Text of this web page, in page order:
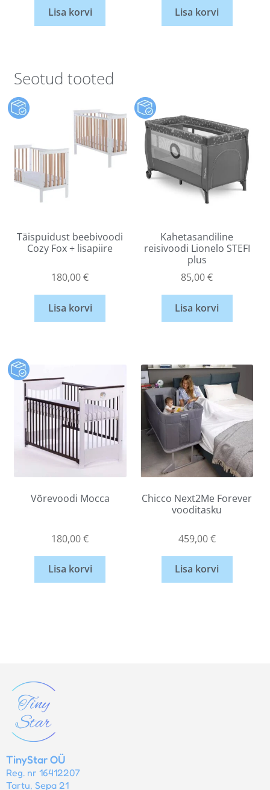
Lisa korvi Lisa korvi
Seotud tooted
Täispuidust beebivoodi
Cozy Fox + lisapiire
180,00€
Lisa korvi
Kahetasandiline
reisivoodi Lionelo STEFI
plus
85,00€
Lisa korvi
Võrevoodi Mocca
180,00€
Lisa korvi
Chicco Next2Me Forever
vooditasku
459,00€
Lisa korvi
TinyStar OÜ
Reg. nr 16412207
Tartu, Sepa 21